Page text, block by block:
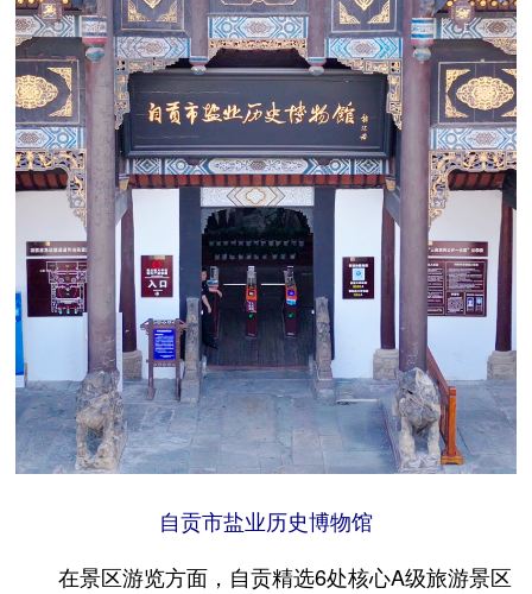
自贡市盐业历史博物馆
在景区游览方面，自贡精选6处核心A级旅游景区